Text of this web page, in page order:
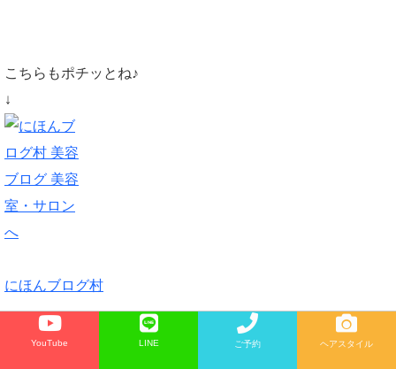
こちらもポチッとね♪
↓
にほんブログ村
YouTube LINE ご予約 ヘアスタイル